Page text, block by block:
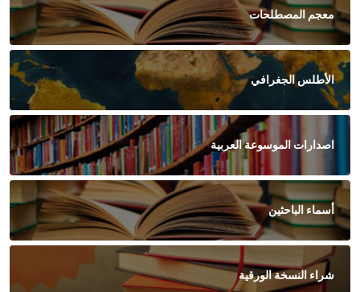
معجم المصطلحات
الأطلس الجغرافي
اصدارات الموسوعة العربية
أسماء الباحثين
شراء النسخة الورقية